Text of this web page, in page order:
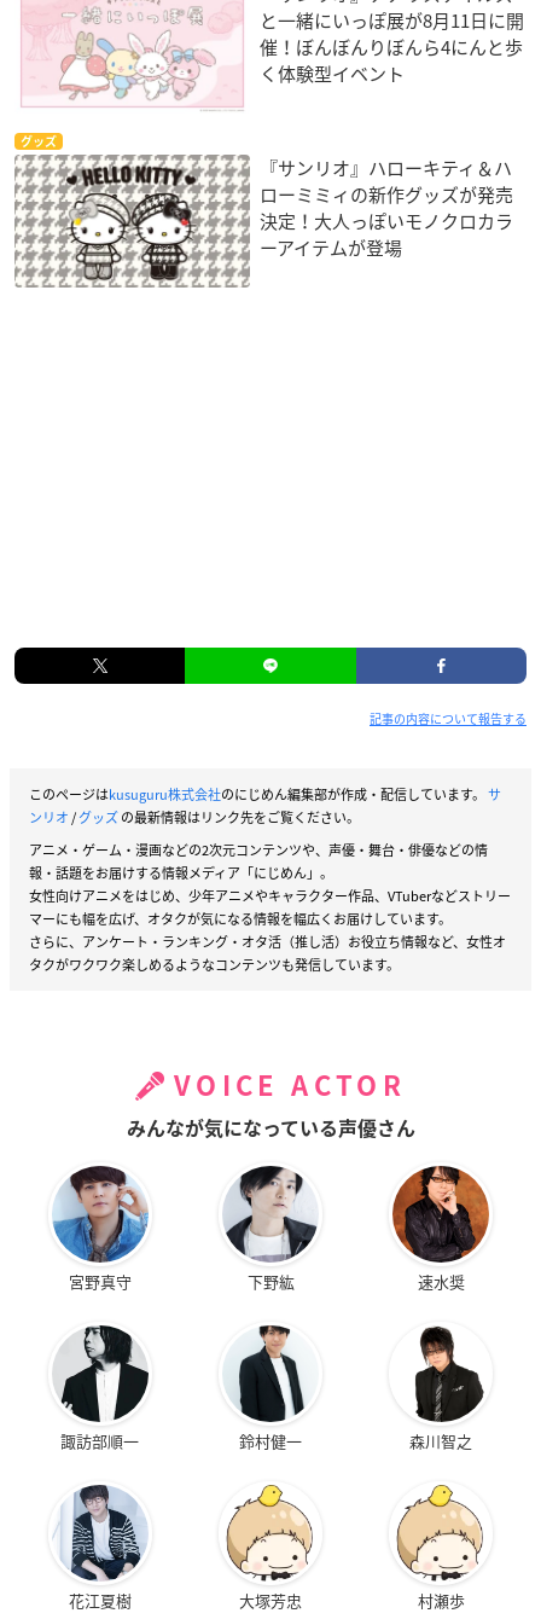
と一緒にいっぽ展が8月11日に開
催！ぼんぼんりぼんら4にんと歩
く体験型イベント
グッズ
『サンリオ』ハローキティ＆ハ
ローミミィの新作グッズが発売
決定！大人っぽいモノクロカラ
ーアイテムが登場
記事の内容について報告する
このページはkusuguru株式会社のにじめん編集部が作成・配信しています。 サ
ンリオ/グッズの最新情報はリンク先をご覧ください。
アニメ・ゲーム・漫画などの2次元コンテンツや、声優・舞台・俳優などの情
報・話題をお届けする情報メディア「にじめん」。
女性向けアニメをはじめ、少年アニメやキャラクター作品、VTuberなどストリー
マーにも幅を広げ、オタクが気になる情報を幅広くお届けしています。
さらに、アンケート・ランキング・オタ活（推し活）お役立ち情報など、女性オ
タクがワクワク楽しめるようなコンテンツも発信しています。
VOICE ACTOR
みんなが気になっている声優さん
宮野真守 下野紘 速水奨
諏訪部順一 鈴村健一 森川智之
花江夏樹 大塚芳忠 村瀬歩